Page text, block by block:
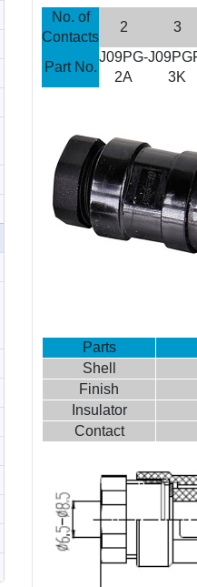
No. of
Contacts
2 3
Part No.
J09PG-
2A
3K
Parts
Shell
Finish
Insulator
Contact